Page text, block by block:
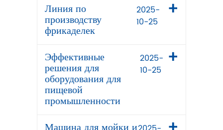
Линия по
производству
фрикаделек
2025-
10-25
Эффективные
решения для
оборудования для
пищевой
промышленности
2025-
10-25